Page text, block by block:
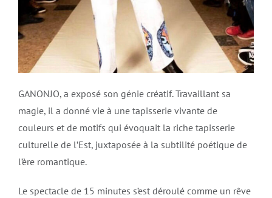
GANONJO, a exposé son génie créatif. Travaillant sa
magie, il a donné vie à une tapisserie vivante de
couleurs et de motifs qui évoquait la riche tapisserie
culturelle de l’Est, juxtaposée à la subtilité poétique de
l’ère romantique.
Le spectacle de 15 minutes s’est déroulé comme un rêve